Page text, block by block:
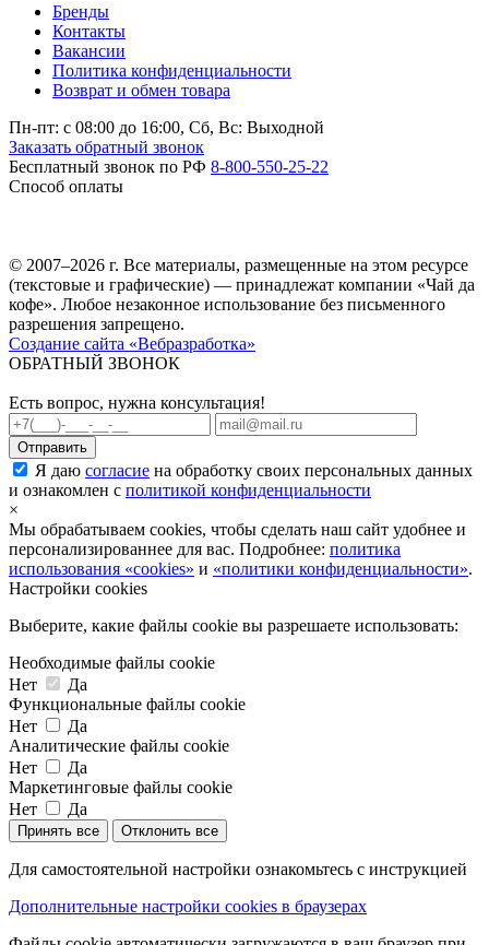
Бренды
Контакты
Вакансии
Политика конфиденциальности
Возврат и обмен товара
Пн-пт: c 08:00 до 16:00, Сб, Вс: Выходной
Заказать обратный звонок
Бесплатный звонок по РФ 8-800-550-25-22
Способ оплаты
© 2007–2026 г. Все материалы, размещенные на этом ресурсе
(текстовые и графические) — принадлежат компании «Чай да
кофе». Любое незаконное использование без письменного
разрешения запрещено.
Создание сайта «Вебразработка»
ОБРАТНЫЙ ЗВОНОК
Есть вопрос, нужна консультация!
Я даю согласие на обработку своих персональных данных
и ознакомлен с политикой конфиденциальности
×
Мы обрабатываем cookies, чтобы сделать наш сайт удобнее и
персонализированнее для вас. Подробнее: политика
использования «cookies» и «политики конфиденциальности».
Настройки cookies
Выберите, какие файлы cookie вы разрешаете использовать:
Необходимые файлы cookie
Нет
Да
Функциональные файлы cookie
Нет
Да
Аналитические файлы cookie
Нет
Да
Маркетинговые файлы cookie
Нет
Да
Принять все Отклонить все
Для самостоятельной настройки ознакомьтесь с инструкцией
Дополнительные настройки cookies в браузерах